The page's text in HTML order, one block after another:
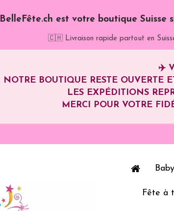
BelleFête.ch est votre boutique Suisse
🇨🇭 Livraison rapide partout en
✈️
NOTRE BOUTIQUE RESTE OUVERTE
LES EXPÉDITIONS
MERCI POUR VOTRE
Fête à